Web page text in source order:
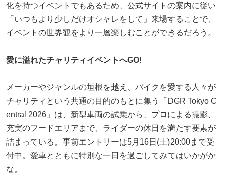
化を持つイベントでもあるため、公式サイトの案内に従い
「いつもより少しだけオシャレをして」来場することで、
イベントの世界観をより一層楽しむことができるだろう。
愛に溢れたチャリティイベントへGO!
メーカーやジャンルの垣根を越え、バイクを愛する人々が
チャリティという共通の目的のもとに集う「DGR Tokyo C
entral 2026」は、新型車両の試乗から、プロによる撮影、
充実のフードエリアまで、ライダーの休日を満たす要素が
詰まっている。事前エントリーは5月16日(土)20:00まで受
付中。愛車とともに特別な一日を過ごしてみてはいかがか
な。